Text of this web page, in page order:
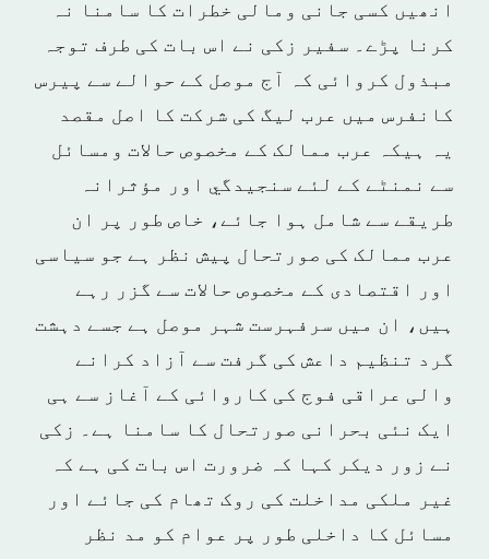
انھیں کسی جانی ومالی خطرات کا سامنا نہ
کرنا پڑے۔ سفیر زکی نے اس بات کی طرف توجہ
مبذول کروائی کہ آج موصل کے حوالے سے پیرس
کانفرس میں عرب لیگ کی شرکت کا اصل مقصد
یہ ہیکہ عرب ممالک کے مخصوص حالات ومسائل
سے نمنٹے کے لئے سنجیدگي اور مؤثرانہ
طریقے سے شامل ہوا جائے، خاص طور پر ان
عرب ممالک کی صورتحال پیش نظر ہے جو سیاسی
اور اقتصادی کے مخصوص حالات سے گزر رہے
ہیں، ان میں سرفہرست شہر موصل ہے جسے دہشت
گرد تنظیم داعش کی گرفت سے آزاد کرانے
والی عراقی فوج کی کاروا‏‏ئی کے آغاز سے ہی
ایک نئی بحرانی صورتحال کا سامنا ہے۔ زکی
نے زور دیکر کہا کہ ضرورت اس بات کی ہے کہ
غیر ملکی مداخلت کی روک تھام کی جائے اور
مسائل کا داخلی طور پر عوام کو مد نظر